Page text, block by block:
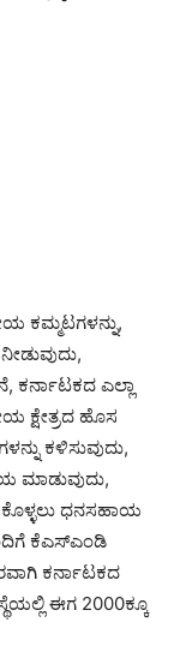
ಕಮ್ಮಟಗಳನ್ನು,
ಕರ್ನಾಟಕದ ಎಲ್ಲಾ
ಕ್ಷೇತ್ರದ ಹೊಸ
ಕಳಿಸುವುದು,
ಮಾಡುವುದು,
ಕೊಳ್ಳಲು ಧನಸಹಾಯ
ಕೆಎಸ್‍ಎಂಡಿ
ಕರ್ನಾಟಕದ
ಈಗ 2000ಕ್ಕೂ